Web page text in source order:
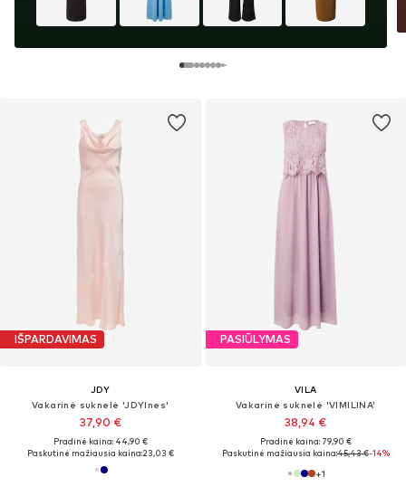
IŠPARDAVIMAS
JDY
Vakarinė suknelė 'JDYInes'
37,90 €
Pradinė kaina: 44,90 €
Paskutinė mažiausia kaina:23,03 €
PASIŪLYMAS
VILA
Vakarinė suknelė 'VIMILINA'
38,94 €
Pradinė kaina: 79,90 €
Paskutinė mažiausia kaina:45,43 €-14%
+1